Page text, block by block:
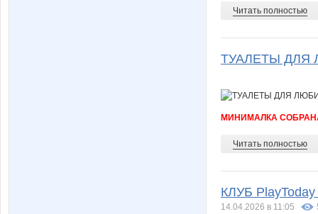
Читать полностью
ТУАЛЕТЫ
МИНИМАЛКА
Читать полностью
КЛУБ
14.04.2026 в 11:05